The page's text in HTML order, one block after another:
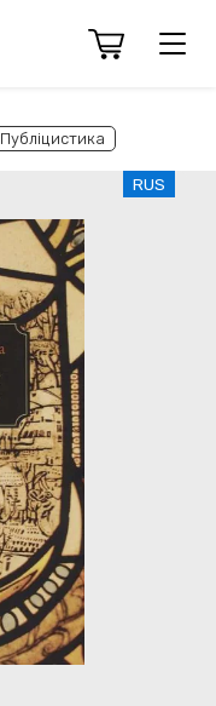
Публіцистика
RUS